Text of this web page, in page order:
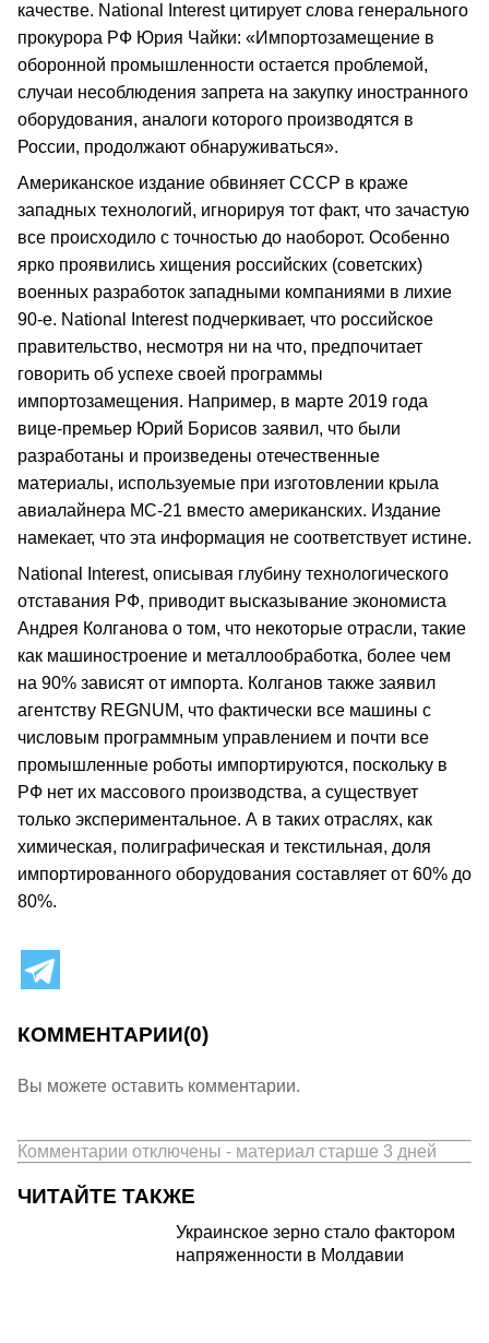
качестве. National Interest цитирует слова генерального
прокурора РФ Юрия Чайки: «Импортозамещение в
оборонной промышленности остается проблемой,
случаи несоблюдения запрета на закупку иностранного
оборудования, аналоги которого производятся в
России, продолжают обнаруживаться».
Американское издание обвиняет СССР в краже
западных технологий, игнорируя тот факт, что зачастую
все происходило с точностью до наоборот. Особенно
ярко проявились хищения российских (советских)
военных разработок западными компаниями в лихие
90-е. National Interest подчеркивает, что российское
правительство, несмотря ни на что, предпочитает
говорить об успехе своей программы
импортозамещения. Например, в марте 2019 года
вице-премьер Юрий Борисов заявил, что были
разработаны и произведены отечественные
материалы, используемые при изготовлении крыла
авиалайнера MC-21 вместо американских. Издание
намекает, что эта информация не соответствует истине.
National Interest, описывая глубину технологического
отставания РФ, приводит высказывание экономиста
Андрея Колганова о том, что некоторые отрасли, такие
как машиностроение и металлообработка, более чем
на 90% зависят от импорта. Колганов также заявил
агентству REGNUM, что фактически все машины с
числовым программным управлением и почти все
промышленные роботы импортируются, поскольку в
РФ нет их массового производства, а существует
только экспериментальное. А в таких отраслях, как
химическая, полиграфическая и текстильная, доля
импортированного оборудования составляет от 60% до
80%.
КОММЕНТАРИИ(0)
Вы можете оставить комментарии.
Комментарии отключены - материал старше 3 дней
ЧИТАЙТЕ ТАКЖЕ
Украинское зерно стало фактором
напряженности в Молдавии